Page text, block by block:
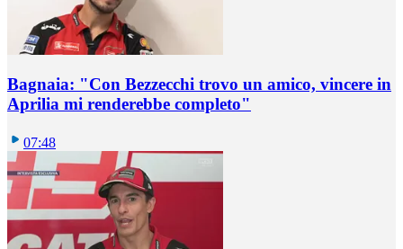
Bagnaia: "Con Bezzecchi trovo un amico, vincere in
Aprilia mi renderebbe completo"
07:48